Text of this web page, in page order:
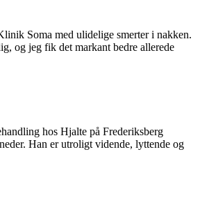
Soma med ulidelige smerter i nakken.
og jeg fik det markant bedre allerede
hos Hjalte på Frederiksberg
Han er utroligt vidende, lyttende og